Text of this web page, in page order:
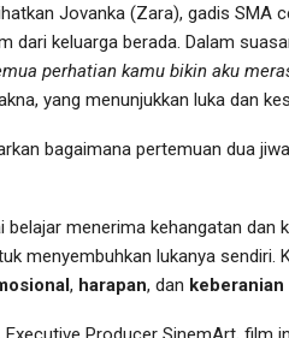
Jovanka (Zara), gadis SMA
dari keluarga berada. Dalam
perhatian kamu bikin aku
yang menunjukkan luka dan
bagaimana pertemuan dua
menerima kehangatan dan
menyembuhkan lukanya
, harapan, dan